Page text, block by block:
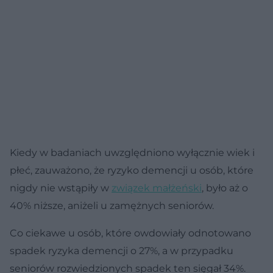
Kiedy w badaniach uwzględniono wyłącznie wiek i
płeć, zauważono, że ryzyko demencji u osób, które
nigdy nie wstąpiły w związek małżeński, było aż o
40% niższe, aniżeli u zamężnych seniorów.
Co ciekawe u osób, które owdowiały odnotowano
spadek ryzyka demencji o 27%, a w przypadku
seniorów rozwiedzionych spadek ten sięgał 34%.